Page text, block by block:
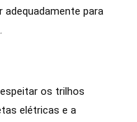
adequadamente para
os trilhos
elétricas e a